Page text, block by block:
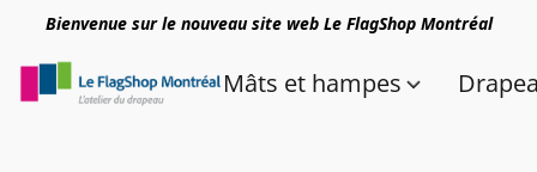
Bienvenue sur le nouveau site web Le FlagShop Montréal
Mâts et hampes